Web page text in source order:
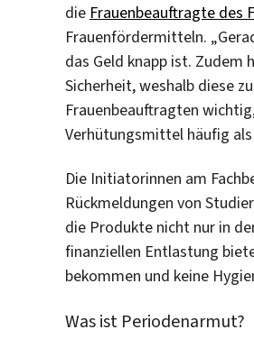
die Frauenbeauftragte des
Frauenfördermitteln.
das Geld knapp ist. Zudem
Sicherheit, weshalb diese
Frauenbeauftragten
Verhütungsmittel häufig
Die Initiatorinnen am
Rückmeldungen von
die Produkte nicht nur in
finanziellen Entlastung
bekommen und keine
Was ist Periodenarmut?